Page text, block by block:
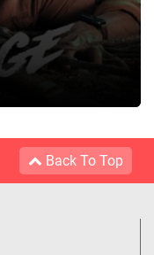
Back To Top